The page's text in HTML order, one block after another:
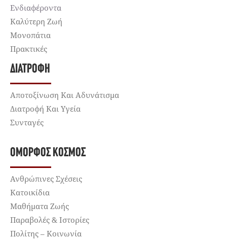
Ενδιαφέροντα
Καλύτερη Ζωή
Μονοπάτια
Πρακτικές
ΔΙΑΤΡΟΦΉ
Αποτοξίνωση Και Αδυνάτισμα
Διατροφή Και Υγεία
Συνταγές
ΌΜΟΡΦΟΣ ΚΌΣΜΟΣ
Ανθρώπινες Σχέσεις
Κατοικίδια
Μαθήματα Ζωής
Παραβολές & Ιστορίες
Πολίτης – Κοινωνία